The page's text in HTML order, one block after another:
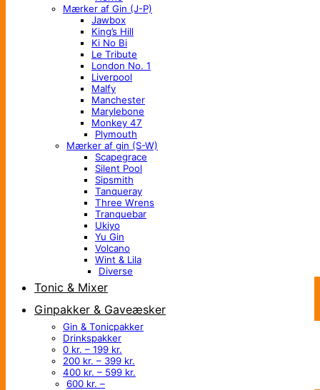
Mærker af Gin (J-P)
Jawbox
King’s Hill
Ki No Bi
Le Tribute
London No. 1
Liverpool
Malfy
Manchester
Marylebone
Monkey 47
Plymouth
Mærker af gin (S-W)
Scapegrace
Silent Pool
Sipsmith
Tanqueray
Three Wrens
Tranquebar
Ukiyo
Yu Gin
Volcano
Wint & Lila
Diverse
Tonic & Mixer
Ginpakker & Gaveæsker
Gin & Tonicpakker
Drinkspakker
0 kr. – 199 kr.
200 kr. – 399 kr.
400 kr. – 599 kr.
600 kr. –